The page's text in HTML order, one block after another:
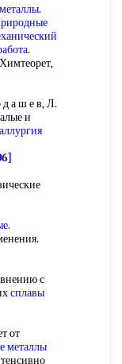
.
.
а ш е в, Л.
и
.
с
сплавы
от
металлы